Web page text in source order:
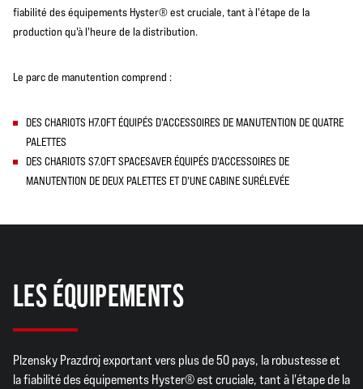
fiabilité des équipements Hyster® est cruciale, tant à l'étape de la
production qu'à l'heure de la distribution.
Le parc de manutention comprend :
D ES CHARIOTS H7.0FT ÉQUIPÉS D'ACCESSOIRES DE MANUTENTION DE QUATRE
PALETTES
D ES CHARIOTS S7.0FT SPACESAVER ÉQUIPÉS D'ACCESSOIRES DE
MANUTENTION DE DEUX PALETTES ET D'UNE CABINE SURÉLEVÉE
LES ÉQUIPEMENTS
Plzensky Prazdroj exportant vers plus de 50 pays, la robustesse et
la fiabilité des équipements Hyster® est cruciale, tant à l'étape de la